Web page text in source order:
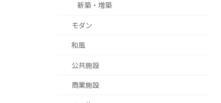
新築・増築
モダン
和風
公共施設
商業施設